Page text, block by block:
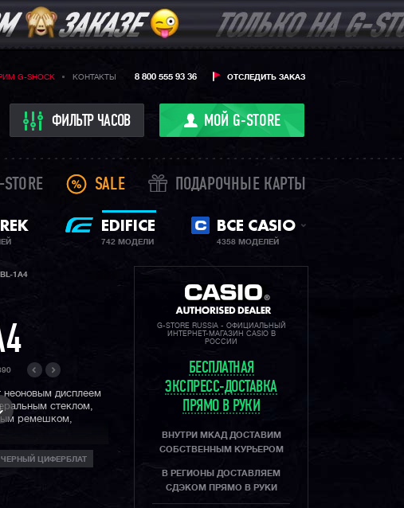
G-SHOCK КОНТАКТЫ ОТСЛЕДИТЬ ЗАКАЗ
8 800 555 93 36
ФИЛЬТР ЧАСОВ МОЙ G-STORE
SALE ПОДАРОЧНЫЕ КАРТЫ
EDIFICE
742 МОДЕЛИ
ВСЕ CASIO
4358 МОДЕЛЕЙ
1A4
дисплеем
стеклом,
ремешком,
ЧЕРНЫЙ ЦИФЕРБЛАТ
G-STORE RUSSIA - ОФИЦИАЛЬНЫЙ
ИНТЕРНЕТ-МАГАЗИН CASIO В
РОССИИ
БЕСПЛАТНАЯ
ЭКСПРЕСС-ДОСТАВКА
ПРЯМО В РУКИ
ВНУТРИ МКАД ДОСТАВИМ
СОБСТВЕННЫМ КУРЬЕРОМ
В РЕГИОНЫ ДОСТАВЛЯЕМ
СДЭКОМ ПРЯМО В РУКИ